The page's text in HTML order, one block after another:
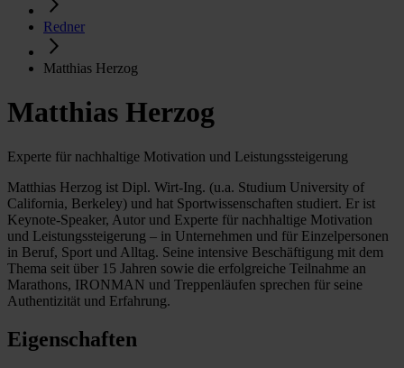
Redner
Matthias Herzog
Matthias Herzog
Experte für nachhaltige Motivation und Leistungssteigerung
Matthias Herzog ist Dipl. Wirt-Ing. (u.a. Studium University of
California, Berkeley) und hat Sportwissenschaften studiert. Er ist
Keynote-Speaker, Autor und Experte für nachhaltige Motivation
und Leistungssteigerung – in Unternehmen und für Einzelpersonen
in Beruf, Sport und Alltag. Seine intensive Beschäftigung mit dem
Thema seit über 15 Jahren sowie die erfolgreiche Teilnahme an
Marathons, IRONMAN und Treppenläufen sprechen für seine
Authentizität und Erfahrung.
Eigenschaften